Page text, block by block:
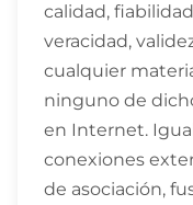
calidad,
veracidad,
cualquier
ninguno de
en Internet.
conexiones
de asociación,